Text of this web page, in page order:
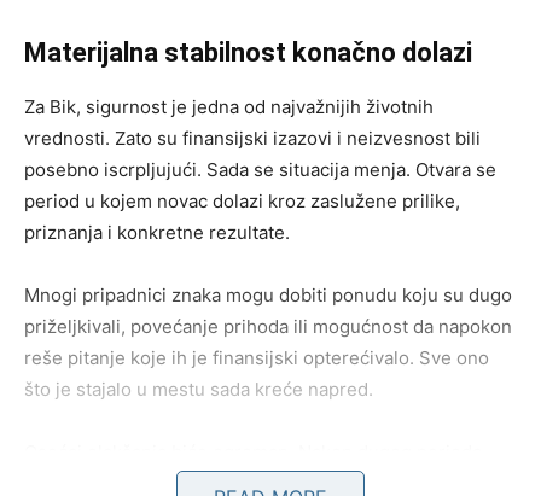
Materijalna stabilnost konačno dolazi
Za Bik, sigurnost je jedna od najvažnijih životnih
vrednosti. Zato su finansijski izazovi i neizvesnost bili
posebno iscrpljujući. Sada se situacija menja. Otvara se
period u kojem novac dolazi kroz zaslužene prilike,
priznanja i konkretne rezultate.
Mnogi pripadnici znaka mogu dobiti ponudu koju su dugo
priželjkivali, povećanje prihoda ili mogućnost da napokon
reše pitanje koje ih je finansijski opterećivalo. Sve ono
što je stajalo u mestu sada kreće napred.
stezanja i čekanja, dolazi vreme kada ćete moći da kažete